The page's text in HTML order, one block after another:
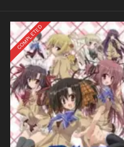
COMPLETED